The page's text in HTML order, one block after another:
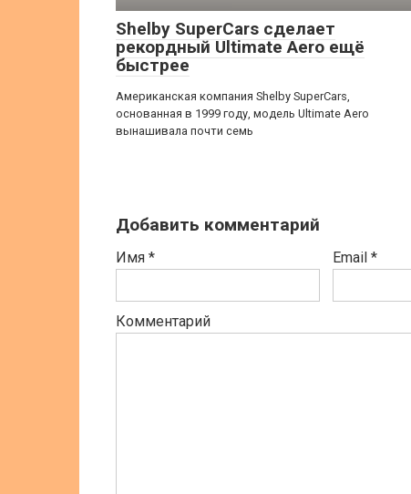
Shelby SuperCars сделает
рекордный Ultimate Aero ещё
быстрее
Американская компания Shelby SuperCars,
основанная в 1999 году, модель Ultimate Aero
вынашивала почти семь
Добавить комментарий
Имя * Email *
Комментарий